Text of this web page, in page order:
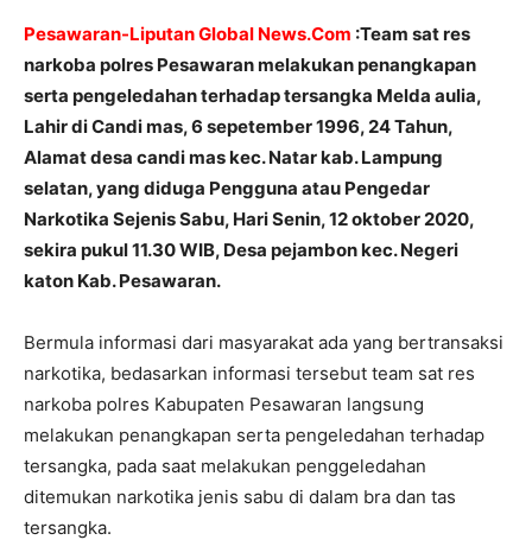
Pesawaran-Liputan Global News.Com :Team sat res
narkoba polres Pesawaran melakukan penangkapan
serta pengeledahan terhadap tersangka Melda aulia,
Lahir di Candi mas, 6 sepetember 1996, 24 Tahun,
Alamat desa candi mas kec. Natar kab. Lampung
selatan, yang diduga Pengguna atau Pengedar
Narkotika Sejenis Sabu, Hari Senin, 12 oktober 2020,
sekira pukul 11.30 WIB, Desa pejambon kec. Negeri
katon Kab. Pesawaran.
Bermula informasi dari masyarakat ada yang bertransaksi
narkotika, bedasarkan informasi tersebut team sat res
narkoba polres Kabupaten Pesawaran langsung
melakukan penangkapan serta pengeledahan terhadap
tersangka, pada saat melakukan penggeledahan
ditemukan narkotika jenis sabu di dalam bra dan tas
tersangka.